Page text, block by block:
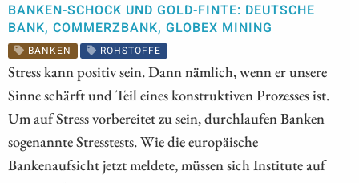
BANKEN-SCHOCK UND GOLD-FINTE: DEUTSCHE
BANK, COMMERZBANK, GLOBEX MINING
BANKEN ROHSTOFFE
Stress kann positiv sein. Dann nämlich, wenn er unsere
Sinne schärft und Teil eines konstruktiven Prozesses ist.
Um auf Stress vorbereitet zu sein, durchlaufen Banken
sogenannte Stresstests. Wie die europäische
Bankenaufsicht jetzt meldete, müssen sich Institute auf